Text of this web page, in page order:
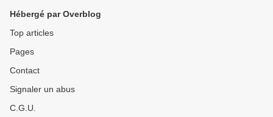
Hébergé par Overblog
Top articles
Pages
Contact
Signaler un abus
C.G.U.